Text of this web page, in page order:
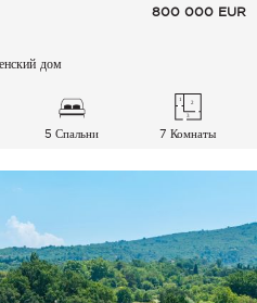
800 000 EUR
дом
5 Спальни 7 Комнаты